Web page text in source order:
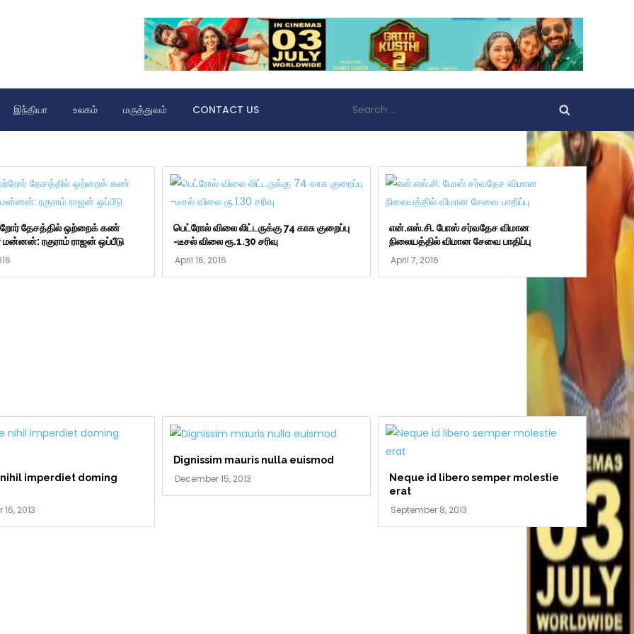
இந்தியா உலகம் மருத்துவம் CONTACT US
for:
தேசத்தில் ஒற்றைக் கண்
ரகுராம் ராஜன் ஒப்பீடு
பெட்ரோல் விலை லிட்டருக்கு 74 காசு குறைப்பு
-டீசல் விலை ரூ.1.30 சரிவு
என்.எஸ்.சி. போஸ் சர்வதேச விமான
நிலையத்தில் விமான சேவை பாதிப்பு
imperdiet doming
Dignissim mauris nulla euismod
Neque id libero semper molestie
erat